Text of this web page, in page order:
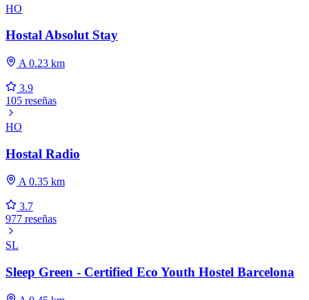
HO
Hostal Absolut Stay
A 0.23 km
3.9
105 reseñas
HO
Hostal Radio
A 0.35 km
3.7
977 reseñas
SL
Sleep Green - Certified Eco Youth Hostel Barcelona